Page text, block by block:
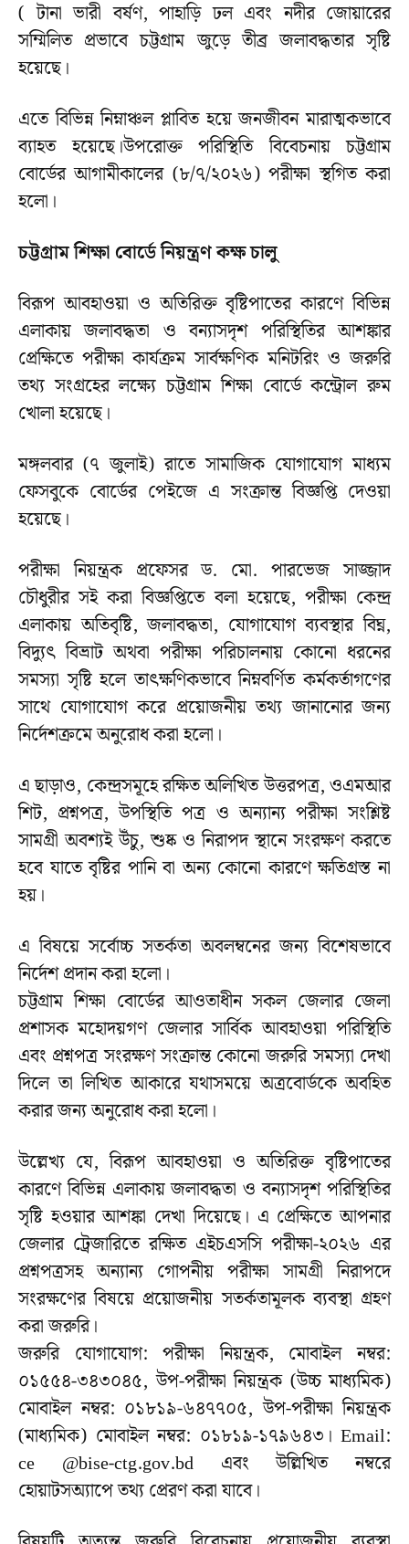
( টানা ভারী বর্ষণ, পাহাড়ি ঢল এবং নদীর জোয়ারের
সম্মিলিত প্রভাবে চট্টগ্রাম জুড়ে তীব্র জলাবদ্ধতার সৃষ্টি
হয়েছে।
এতে বিভিন্ন নিম্নাঞ্চল প্লাবিত হয়ে জনজীবন মারাত্মকভাবে
ব্যাহত হয়েছে।উপরোক্ত পরিস্থিতি বিবেচনায় চট্টগ্রাম
বোর্ডের আগামীকালের (৮/৭/২০২৬) পরীক্ষা স্থগিত করা
হলো।
চট্টগ্রাম শিক্ষা বোর্ডে নিয়ন্ত্রণ কক্ষ চালু
বিরূপ আবহাওয়া ও অতিরিক্ত বৃষ্টিপাতের কারণে বিভিন্ন
এলাকায় জলাবদ্ধতা ও বন্যাসদৃশ পরিস্থিতির আশঙ্কার
প্রেক্ষিতে পরীক্ষা কার্যক্রম সার্বক্ষণিক মনিটরিং ও জরুরি
তথ্য সংগ্রহের লক্ষ্যে চট্টগ্রাম শিক্ষা বোর্ডে কন্ট্রোল রুম
খোলা হয়েছে।
মঙ্গলবার (৭ জুলাই) রাতে সামাজিক যোগাযোগ মাধ্যম
ফেসবুকে বোর্ডের পেইজে এ সংক্রান্ত বিজ্ঞপ্তি দেওয়া
হয়েছে।
পরীক্ষা নিয়ন্ত্রক প্রফেসর ড. মো. পারভেজ সাজ্জাদ
চৌধুরীর সই করা বিজ্ঞপ্তিতে বলা হয়েছে, পরীক্ষা কেন্দ্র
এলাকায় অতিবৃষ্টি, জলাবদ্ধতা, যোগাযোগ ব্যবস্থার বিঘ্ন,
বিদ্যুৎ বিভ্রাট অথবা পরীক্ষা পরিচালনায় কোনো ধরনের
সমস্যা সৃষ্টি হলে তাৎক্ষণিকভাবে নিম্নবর্ণিত কর্মকর্তাগণের
সাথে যোগাযোগ করে প্রয়োজনীয় তথ্য জানানোর জন্য
নির্দেশক্রমে অনুরোধ করা হলো।
এ ছাড়াও, কেন্দ্রসমূহে রক্ষিত অলিখিত উত্তরপত্র, ওএমআর
শিট, প্রশ্নপত্র, উপস্থিতি পত্র ও অন্যান্য পরীক্ষা সংশ্লিষ্ট
সামগ্রী অবশ্যই উঁচু, শুষ্ক ও নিরাপদ স্থানে সংরক্ষণ করতে
হবে যাতে বৃষ্টির পানি বা অন্য কোনো কারণে ক্ষতিগ্রস্ত না
হয়।
এ বিষয়ে সর্বোচ্চ সতর্কতা অবলম্বনের জন্য বিশেষভাবে
নির্দেশ প্রদান করা হলো।
চট্টগ্রাম শিক্ষা বোর্ডের আওতাধীন সকল জেলার জেলা
প্রশাসক মহোদয়গণ জেলার সার্বিক আবহাওয়া পরিস্থিতি
এবং প্রশ্নপত্র সংরক্ষণ সংক্রান্ত কোনো জরুরি সমস্যা দেখা
দিলে তা লিখিত আকারে যথাসময়ে অত্রবোর্ডকে অবহিত
করার জন্য অনুরোধ করা হলো।
উল্লেখ্য যে, বিরূপ আবহাওয়া ও অতিরিক্ত বৃষ্টিপাতের
কারণে বিভিন্ন এলাকায় জলাবদ্ধতা ও বন্যাসদৃশ পরিস্থিতির
সৃষ্টি হওয়ার আশঙ্কা দেখা দিয়েছে। এ প্রেক্ষিতে আপনার
জেলার ট্রেজারিতে রক্ষিত এইচএসসি পরীক্ষা-২০২৬ এর
প্রশ্নপত্রসহ অন্যান্য গোপনীয় পরীক্ষা সামগ্রী নিরাপদে
সংরক্ষণের বিষয়ে প্রয়োজনীয় সতর্কতামূলক ব্যবস্থা গ্রহণ
করা জরুরি।
জরুরি যোগাযোগ: পরীক্ষা নিয়ন্ত্রক, মোবাইল নম্বর:
০১৫৫৪-৩৪৩০৪৫, উপ-পরীক্ষা নিয়ন্ত্রক (উচ্চ মাধ্যমিক)
মোবাইল নম্বর: ০১৮১৯-৬৪৭৭০৫, উপ-পরীক্ষা নিয়ন্ত্রক
(মাধ্যমিক) মোবাইল নম্বর: ০১৮১৯-১৭৯৬৪৩। Email:
ce @bise-ctg.gov.bd এবং উল্লিখিত নম্বরে
হোয়াটসঅ্যাপে তথ্য প্রেরণ করা যাবে।